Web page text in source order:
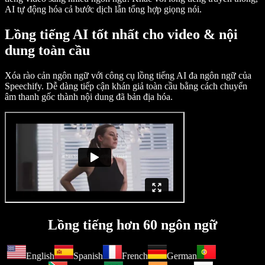
AI tự động hóa cả bước dịch lẫn tổng hợp giọng nói.
Lồng tiếng AI tốt nhất cho video & nội
dung toàn cầu
Xóa rào cản ngôn ngữ với công cụ lồng tiếng AI đa ngôn ngữ của
Speechify. Dễ dàng tiếp cận khán giả toàn cầu bằng cách chuyển
âm thanh gốc thành nội dung đã bản địa hóa.
Lồng tiếng hơn 60 ngôn ngữ
English Spanish French
German